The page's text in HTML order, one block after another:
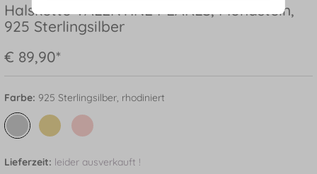
Halskette VALENTINE PEARLS, Mondstein,
925 Sterlingsilber
€ 89,90*
Farbe: 925 Sterlingsilber, rhodiniert
Lieferzeit: leider ausverkauft !